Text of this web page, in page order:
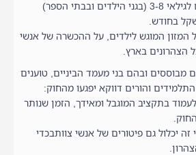
יוגבל מחיר הצהרונים לגילאי 3-8 (בגני הילדים ובבתי הספר)
המזון המוגש לילדים, על ההכשרה של אנשי
הצהרונים בארץ.
מבוססים ובהם בני מעמד הביניים, טוענים
והורים דווקא יפגעו מהחוק:
בתקציב המוגבל ומאידך, הזמן שנותר
יכלול גם פיטורים של אנשי צוותבכדי